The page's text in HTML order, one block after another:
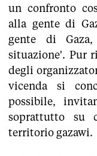
un confronto
alla gente di
gente di
situazione'. Pur
degli
vicenda si
possibile,
soprattutto su
territorio gazawi.